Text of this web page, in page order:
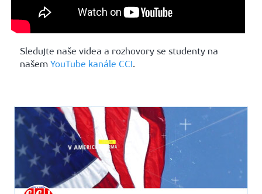
Sledujte naše videa a rozhovory se studenty na
našem YouTube kanále CCI.